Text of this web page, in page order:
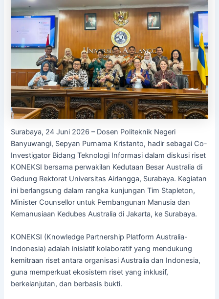
Surabaya, 24 Juni 2026 – Dosen Politeknik Negeri
Banyuwangi, Sepyan Purnama Kristanto, hadir sebagai Co-
Investigator Bidang Teknologi Informasi dalam diskusi riset
KONEKSI bersama perwakilan Kedutaan Besar Australia di
Gedung Rektorat Universitas Airlangga, Surabaya. Kegiatan
ini berlangsung dalam rangka kunjungan Tim Stapleton,
Minister Counsellor untuk Pembangunan Manusia dan
Kemanusiaan Kedubes Australia di Jakarta, ke Surabaya.
KONEKSI (Knowledge Partnership Platform Australia-
Indonesia) adalah inisiatif kolaboratif yang mendukung
kemitraan riset antara organisasi Australia dan Indonesia,
guna memperkuat ekosistem riset yang inklusif,
berkelanjutan, dan berbasis bukti.